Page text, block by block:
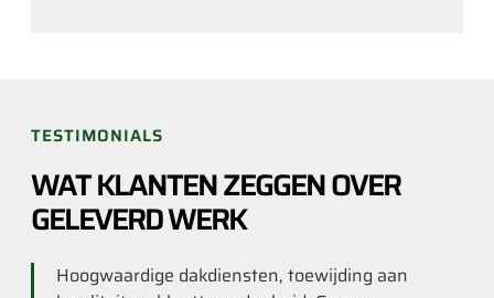
TESTIMONIALS
WAT KLANTEN ZEGGEN OVER
GELEVERD WERK
Hoogwaardige dakdiensten, toewijding aan